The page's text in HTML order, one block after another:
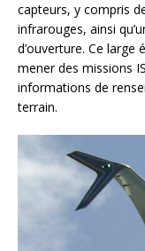
capteurs, y compris
infrarouges, ainsi
d’ouverture. Ce
mener des missions
informations de
terrain.